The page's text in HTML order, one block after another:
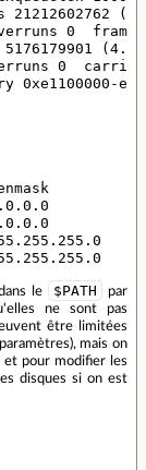
21212602762
0  frame
(4.8
0
0xe1100000-
le $PATH
par
ne sont pas
être limitées
mais on
pour modifier les
disques si on est